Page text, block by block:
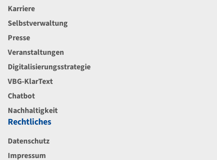
Karriere
Selbstverwaltung
Presse
Veranstaltungen
Digitalisierungsstrategie
VBG-KlarText
Chatbot
Nachhaltigkeit
Rechtliches
Datenschutz
Impressum